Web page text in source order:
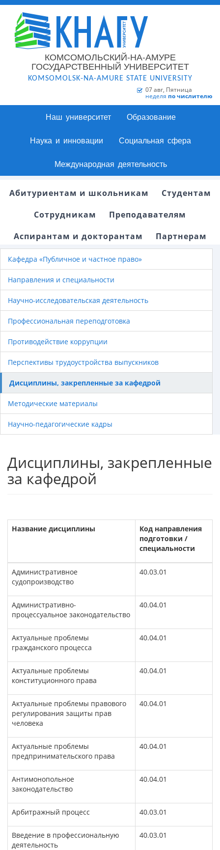
КОМСОМОЛЬСКИЙ-НА-АМУРЕ
ГОСУДАРСТВЕННЫЙ УНИВЕРСИТЕТ
KOMSOMOLSK-NA-AMURE STATE UNIVERSITY
07 авг, Пятница
неделя по числителю
Наш университет Образование
Наука и инновации Социальная сфера
Международная деятельность
Абитуриентам и школьникам
Студентам
Сотрудникам
Преподавателям
Аспирантам и докторантам
Партнерам
Кафедра «Публичное и частное право»
Направления и специальности
Научно-исследовательская деятельность
Профессиональная переподготовка
Противодействие коррупции
Перспективы трудоустройства выпускников
Дисциплины, закрепленные за кафедрой
Методические материалы
Научно-педагогические кадры
Дисциплины, закрепленные
за кафедрой
Название дисциплины
Код направления
подготовки /
специальности
Административное
судопроизводство
40.03.01
Административно-
процессуальное законодательство
40.04.01
Актуальные проблемы
гражданского процесса
40.04.01
Актуальные проблемы
конституционного права
40.04.01
Актуальные проблемы правового
регулирования защиты прав
человека
40.04.01
Актуальные проблемы
предпринимательского права
40.04.01
Антимонопольное
законодательство
40.04.01
Арбитражный процесс 40.03.01
Введение в профессиональную
деятельность
40.03.01